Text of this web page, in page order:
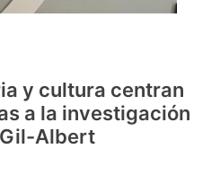
y cultura centran
a la investigación
Albert